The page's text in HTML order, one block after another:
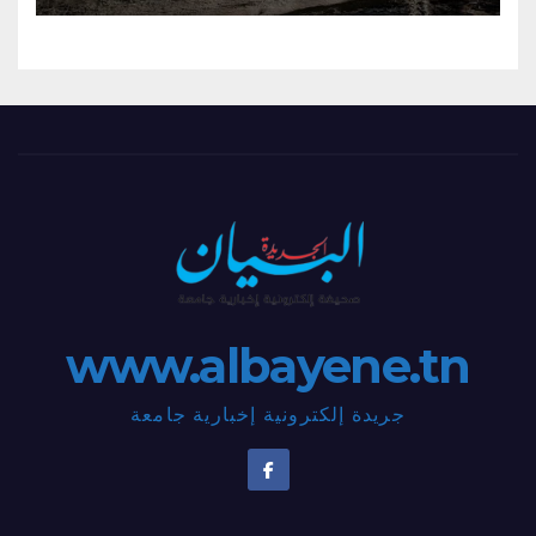
www.albayene.tn
جريدة إلكترونية إخبارية جامعة